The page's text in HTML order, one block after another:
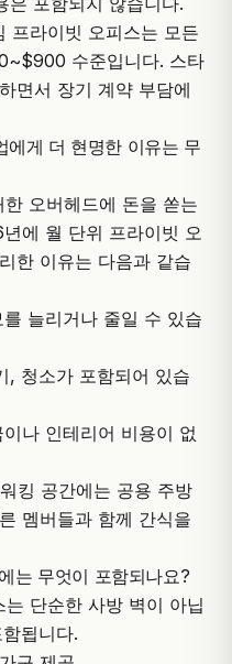
프라이빗 오피스는 모든
수준입니다. 스타
면서 장기 계약 부담에
에게 더 현명한 이유는 무
오버헤드에 돈을 쏟는
에 월 단위 프라이빗 오
한 이유는 다음과 같습
늘리거나 줄일 수 있습
청소가 포함되어 있습
나 인테리어 비용이 없
킹 공간에는 공용 주방
멤버들과 함께 간식을
는 무엇이 포함되나요?
단순한 사방 벽이 아닙
됩니다.